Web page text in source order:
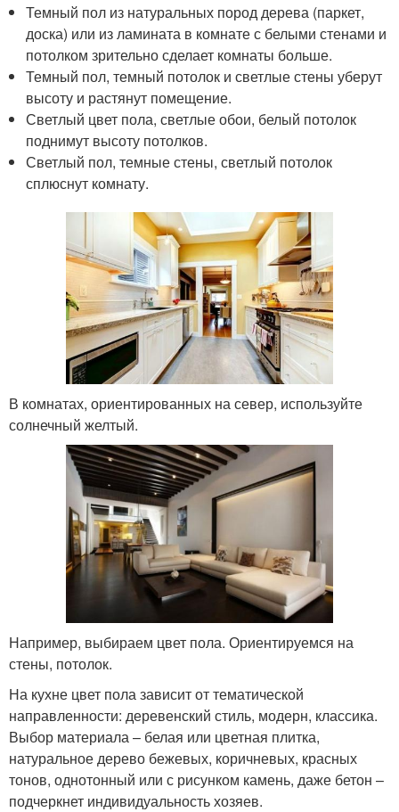
Темный пол из натуральных пород дерева (паркет,
доска) или из ламината в комнате с белыми стенами и
потолком зрительно сделает комнаты больше.
Темный пол, темный потолок и светлые стены уберут
высоту и растянут помещение.
Светлый цвет пола, светлые обои, белый потолок
поднимут высоту потолков.
Светлый пол, темные стены, светлый потолок
сплюснут комнату.
В комнатах, ориентированных на север, используйте
солнечный желтый.
Например, выбираем цвет пола. Ориентируемся на
стены, потолок.
На кухне цвет пола зависит от тематической
направленности: деревенский стиль, модерн, классика.
Выбор материала – белая или цветная плитка,
натуральное дерево бежевых, коричневых, красных
тонов, однотонный или с рисунком камень, даже бетон –
подчеркнет индивидуальность хозяев.